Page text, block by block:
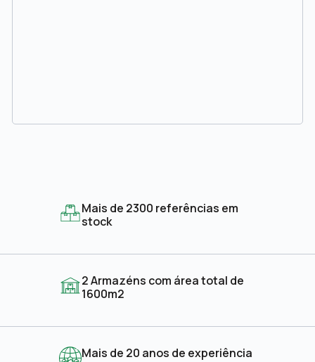
Mais de 2300 referências em
stock
2 Armazéns com área total de
1600m2
Mais de 20 anos de experiência